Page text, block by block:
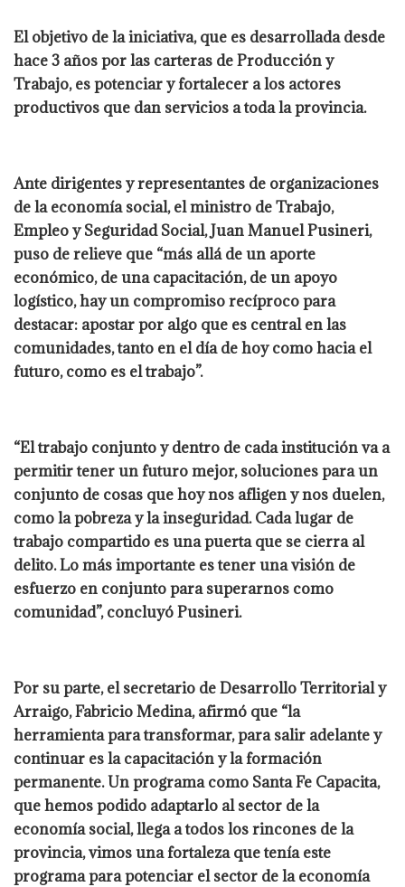
El objetivo de la iniciativa, que es desarrollada desde
hace 3 años por las carteras de Producción y
Trabajo, es potenciar y fortalecer a los actores
productivos que dan servicios a toda la provincia.
Ante dirigentes y representantes de organizaciones
de la economía social, el ministro de Trabajo,
Empleo y Seguridad Social, Juan Manuel Pusineri,
puso de relieve que “más allá de un aporte
económico, de una capacitación, de un apoyo
logístico, hay un compromiso recíproco para
destacar: apostar por algo que es central en las
comunidades, tanto en el día de hoy como hacia el
futuro, como es el trabajo”.
“El trabajo conjunto y dentro de cada institución va a
permitir tener un futuro mejor, soluciones para un
conjunto de cosas que hoy nos afligen y nos duelen,
como la pobreza y la inseguridad. Cada lugar de
trabajo compartido es una puerta que se cierra al
delito. Lo más importante es tener una visión de
esfuerzo en conjunto para superarnos como
comunidad”, concluyó Pusineri.
Por su parte, el secretario de Desarrollo Territorial y
Arraigo, Fabricio Medina, afirmó que “la
herramienta para transformar, para salir adelante y
continuar es la capacitación y la formación
permanente. Un programa como Santa Fe Capacita,
que hemos podido adaptarlo al sector de la
economía social, llega a todos los rincones de la
provincia, vimos una fortaleza que tenía este
programa para potenciar el sector de la economía